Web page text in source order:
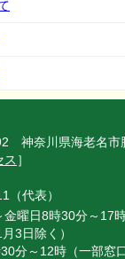
神奈川県海老名
ス ］
（代表）
曜日8時30分～17
3日除く）
分～12時（一部窓